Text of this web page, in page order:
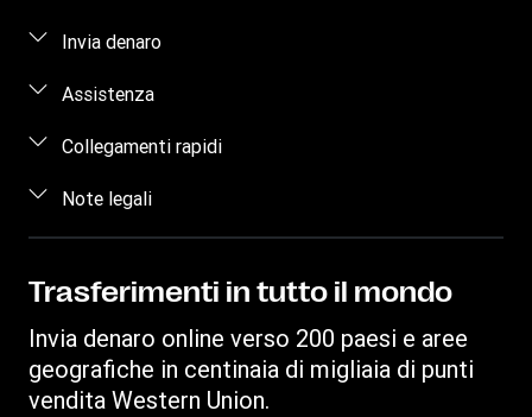
Invia denaro
Come inviare denaro
Trova agenzie
Scarica app
Invia denaro su conto bancario
Swift/BIC
Assistenza
Domande frequenti
Collegamenti rapidi
Accedi/Registrati
Diventa un agente
Scopri Forexchange
Ricarica Telefonica
Note legali
Informativa Sulla Privacy
Resoconto reclami
Documento sulla trasparenza per le transazioni online
Trasferimenti in tutto il mondo
Invia denaro online verso 200 paesi e aree
geografiche in centinaia di migliaia di punti
vendita Western Union.